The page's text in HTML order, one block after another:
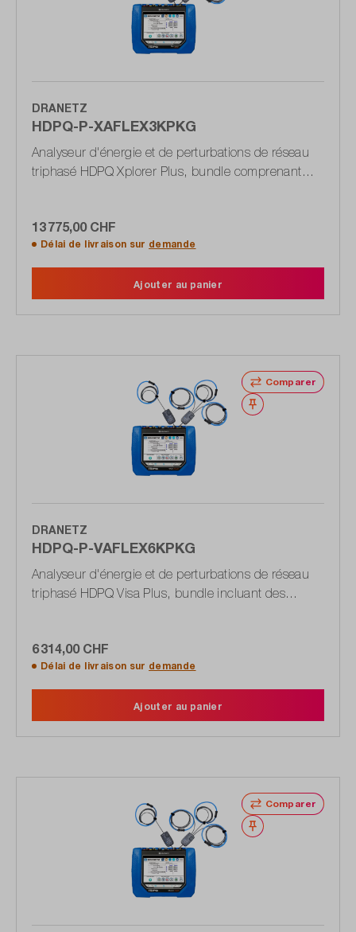
DRANETZ
HDPQ-P-XAFLEX3KPKG
Analyseur d'énergie et de perturbations de réseau
triphasé HDPQ Xplorer Plus, bundle comprenant
13 775,00 CHF
Délai de livraison sur demande
Ajouter au panier
Comparer
Noter
DRANETZ
HDPQ-P-VAFLEX6KPKG
Analyseur d'énergie et de perturbations de réseau
triphasé HDPQ Visa Plus, bundle incluant des
6 314,00 CHF
Délai de livraison sur demande
Ajouter au panier
Comparer
Noter